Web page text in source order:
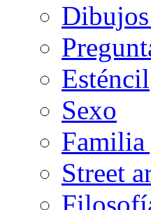
Esténcil
Sexo
Familia
Street